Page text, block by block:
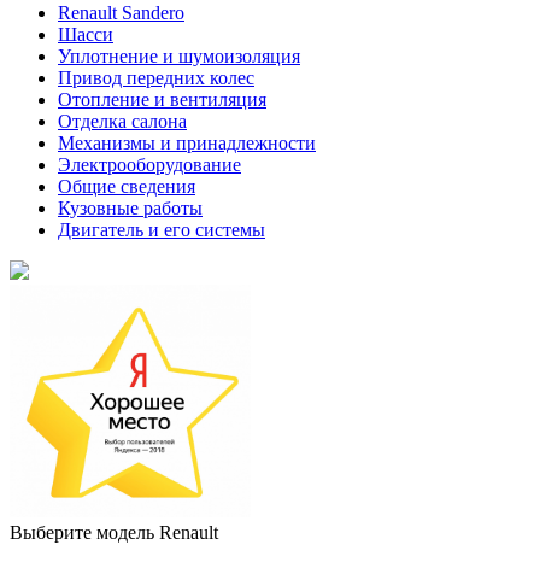
Renault Sandero
Шасси
Уплотнение и шумоизоляция
Привод передних колес
Отопление и вентиляция
Отделка салона
Механизмы и принадлежности
Электрооборудование
Общие сведения
Кузовные работы
Двигатель и его системы
Выберите модель Renault